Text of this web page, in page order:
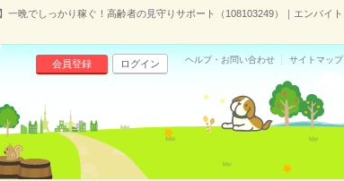
一晩でしっかり稼ぐ！高齢者の見守りサポート（108103249）｜エンバイト
会員登録 ログイン ヘルプ・お問い合わせ サイトマップ